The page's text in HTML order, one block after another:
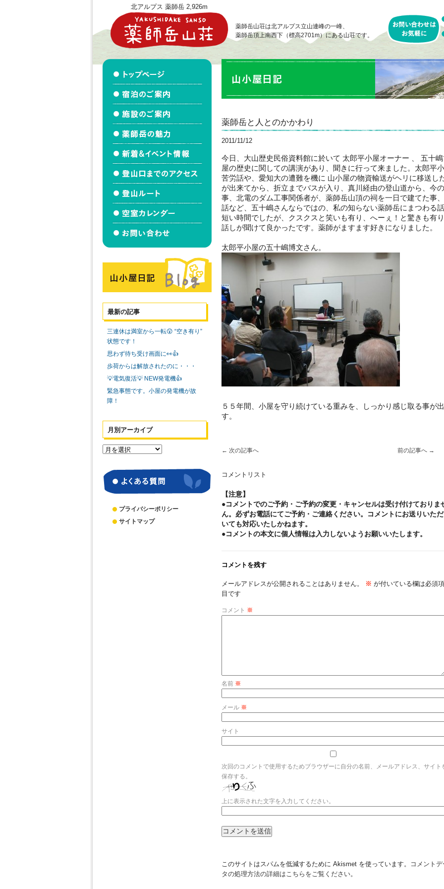
北アルプス 薬師岳 2,926m
薬師岳山荘は北アルプス立山連峰の一峰、
薬師岳頂上南西下（標高2701m）にある山荘です。
薬師岳と人とのかかわり
2011/11/12
今日、大山歴史民俗資料館に於いて 太郎平小屋オーナー 、 五十
屋の歴史に関しての講演があり、聞きに行って来ました。太郎平
苦労話や、愛知大の遭難を機に 山小屋の物資輸送がヘリに移送し
が出来てから、折立までバスが入り、真川経由の登山道から、今
事、北電のダム工事関係者が、薬師岳山頂の祠を一日で建てた事
話など、五十嶋さんならではの、私の知らない薬師岳にまつわる
短い時間でしたが、クスクスと笑いも有り、へーぇ！と驚きも有
話しが聞けて良かったです。薬師がますます好きになりました。
太郎平小屋の五十嶋博文さん。
５５年間、小屋を守り続けている重みを、しっかり感じ取る事が
す。
前の記事へ →
← 次の記事へ
コメントリスト
【注意】
●コメントでのご予約・ご予約の変更・キャンセルは受け付けておりま
ん。必ずお電話にてご予約・ご連絡ください。コメントにお送りいただ
いても対応いたしかねます。
●コメントの本文に個人情報は入力しないようお願いいたします。
コメントを残す
メールアドレスが公開されることはありません。 ※ が付いている欄は必須項
目です
コメント ※
名前 ※
メール ※
サイト
次回のコメントで使用するためブラウザーに自分の名前、メールアドレス、サイト
保存する。
上に表示された文字を入力してください。
このサイトはスパムを低減するために Akismet を使っています。
コメントデ
タの処理方法の詳細はこちらをご覧ください。
最新の記事
三連休は満室から一転😲 “空き有り”
状態です！
思わず待ち受け画面に👀👍
歩荷からは解放されたのに・・・
💡電気復活💡 NEW発電機👍
緊急事態です。小屋の発電機が故
障！
月別アーカイブ
月
ー
カ
プライバシーポリシー
サイトマップ